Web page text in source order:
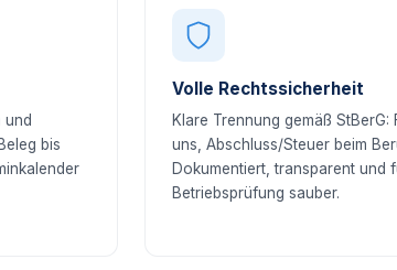
und
bis
Volle Rechtssicherheit
Klare Trennung gemäß StBerG:
uns, Abschluss/Steuer beim
Dokumentiert, transparent und
Betriebsprüfung sauber.